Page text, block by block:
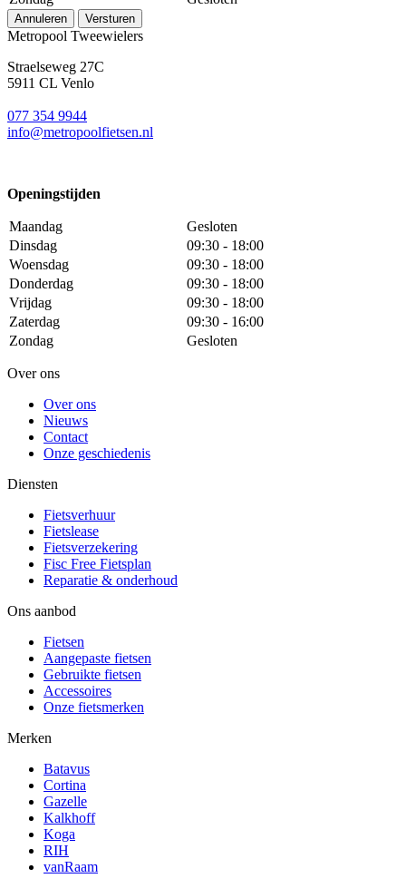
Annuleren Versturen
Metropool Tweewielers
Straelseweg 27C
5911 CL Venlo
077 354 9944
info@metropoolfietsen.nl
Openingstijden
Maandag
Gesloten
Dinsdag
09:30 - 18:00
Woensdag
09:30 - 18:00
Donderdag
09:30 - 18:00
Vrijdag
09:30 - 18:00
Zaterdag
09:30 - 16:00
Zondag
Gesloten
Over ons
Over ons
Nieuws
Contact
Onze geschiedenis
Diensten
Fietsverhuur
Fietslease
Fietsverzekering
Fisc Free Fietsplan
Reparatie & onderhoud
Ons aanbod
Fietsen
Aangepaste fietsen
Gebruikte fietsen
Accessoires
Onze fietsmerken
Merken
Batavus
Cortina
Gazelle
Kalkhoff
Koga
RIH
vanRaam